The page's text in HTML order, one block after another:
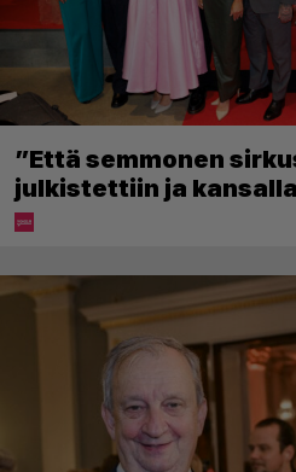
”Että semmonen
julkistettiin ja